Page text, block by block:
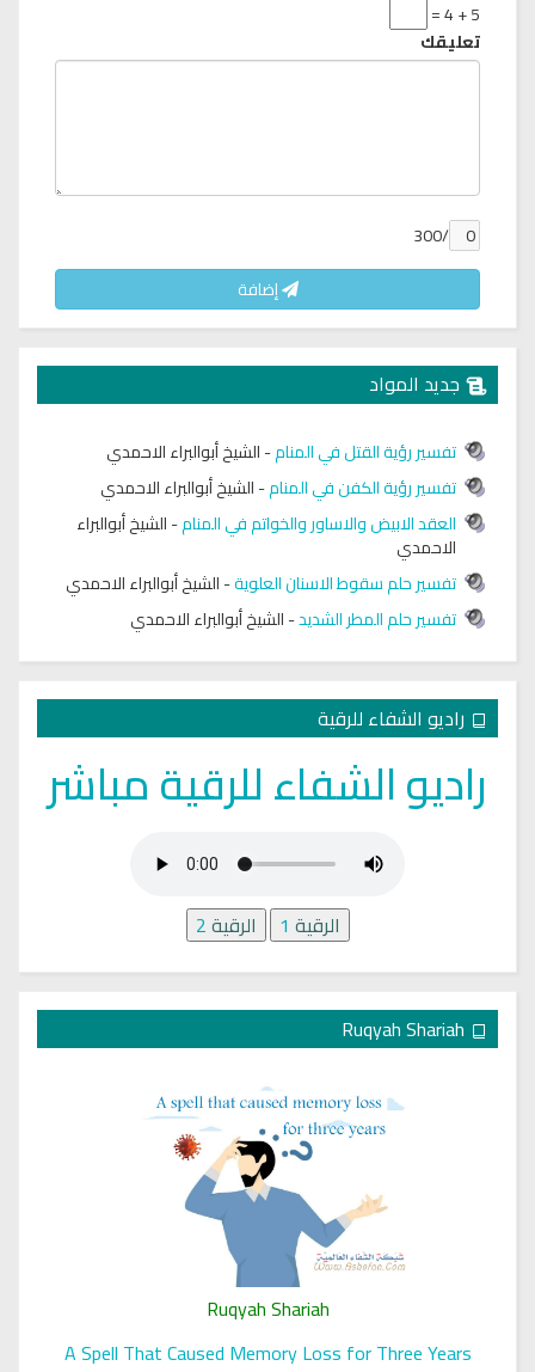
5 + 4 =
تعليقك
/300
إضافة
جديد المواد
تفسير رؤية القتل في المنام-الشيخ أبوالبراء الاحمدي
تفسير رؤية الكفن في المنام-الشيخ أبوالبراء الاحمدي
العقد الابيض والاساور والخواتم في المنام-الشيخ أبوالبراء
الاحمدي
تفسير حلم سقوط الاسنان العلوية-الشيخ أبوالبراء الاحمدي
تفسير حلم المطر الشديد-الشيخ أبوالبراء الاحمدي
راديو الشفاء للرقية
راديو الشفاء للرقية مباشر
الرقية 1 الرقية2
Ruqyah Shariah
A Spell That Caused Memory Loss for Three Years